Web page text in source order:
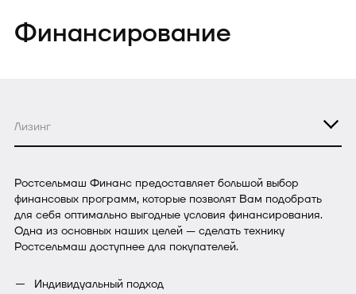
Финансирование
Лизинг
Ростсельмаш Финанс предоставляет большой выбор
финансовых программ, которые позволят Вам подобрать
для себя оптимально выгодные условия финансирования.
Одна из основных наших целей — сделать технику
Ростсельмаш доступнее для покупателей.
Индивидуальный подход